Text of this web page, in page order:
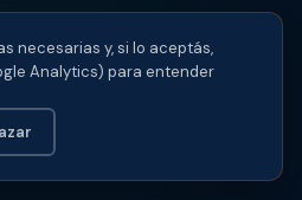
necesarias y, si lo aceptás,
Analytics) para entender